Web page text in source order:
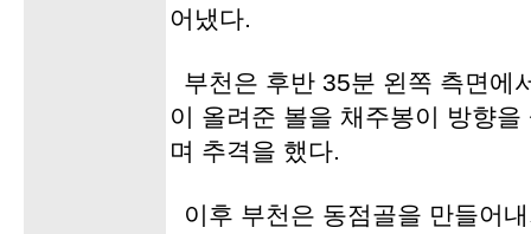
어냈다.
부천은 후반 35분 왼쪽 측면에
이 올려준 볼을 채주봉이 방향
며 추격을 했다.
이후 부천은 동점골을 만들어